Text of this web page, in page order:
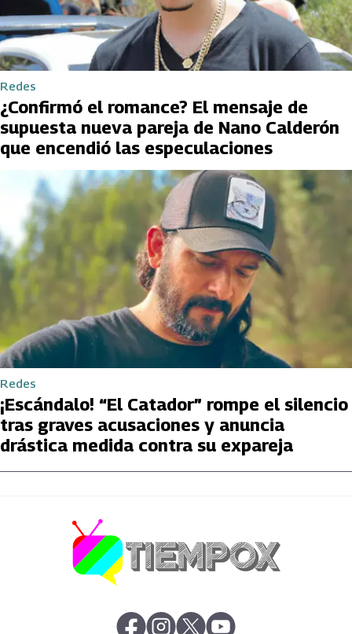
Redes
¿Confirmó el romance? El mensaje de
supuesta nueva pareja de Nano Calderón
que encendió las especulaciones
Redes
¡Escándalo! “El Catador” rompe el silencio
tras graves acusaciones y anuncia
drástica medida contra su expareja
abre en nueva pestaña
abre en nueva pestaña
abre en nueva pestaña